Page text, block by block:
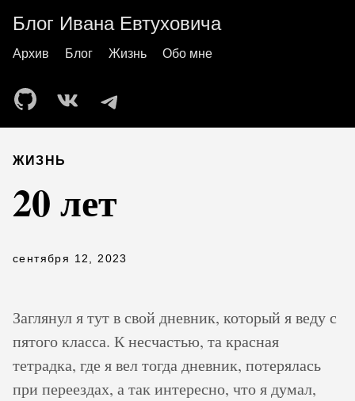
Блог Ивана Евтуховича
Архив Блог Жизнь Обо мне
ЖИЗНЬ
20 лет
сентября 12, 2023
Заглянул я тут в свой дневник, который я веду с
пятого класса. К несчастью, та красная
тетрадка, где я вел тогда дневник, потерялась
при переездах, а так интересно, что я думал,